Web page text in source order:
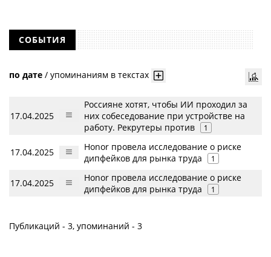
СОБЫТИЯ
по дате / упоминаниям в текстах
17.04.2025
Россияне хотят, чтобы ИИ проходил за
них собеседование при устройстве на
работу. Рекрутеры против
1
17.04.2025
Honor провела исследование о риске
дипфейков для рынка труда
1
17.04.2025
Honor провела исследование о риске
дипфейков для рынка труда
1
Публикаций - 3, упоминаний - 3